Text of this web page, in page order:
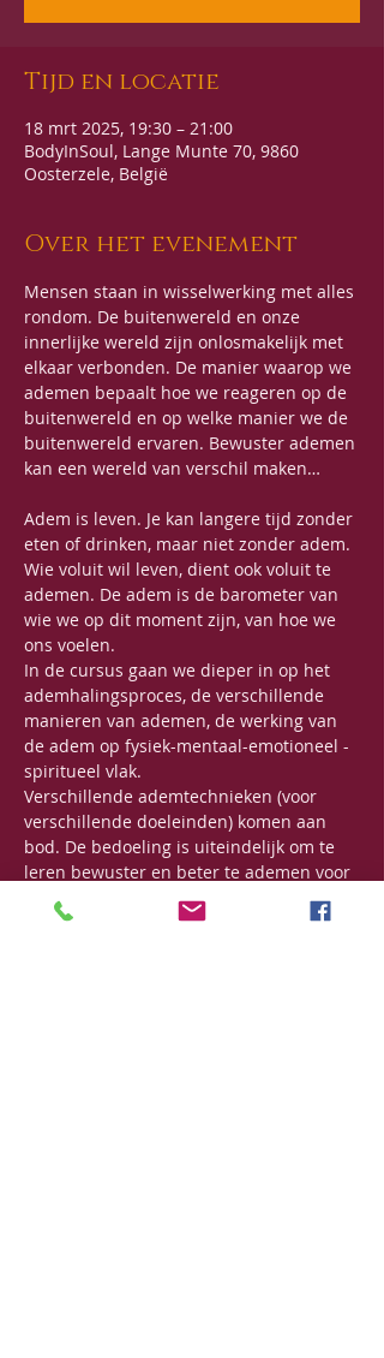
Tijd en locatie
18 mrt 2025, 19:30 – 21:00
BodyInSoul, Lange Munte 70, 9860
Oosterzele, België
Over het evenement
Mensen staan in wisselwerking met alles
rondom. De buitenwereld en onze
innerlijke wereld zijn onlosmakelijk met
elkaar verbonden. De manier waarop we
ademen bepaalt hoe we reageren op de
buitenwereld en op welke manier we de
buitenwereld ervaren. Bewuster ademen
kan een wereld van verschil maken…
Adem is leven. Je kan langere tijd zonder
eten of drinken, maar niet zonder adem.
Wie voluit wil leven, dient ook voluit te
ademen. De adem is de barometer van
wie we op dit moment zijn, van hoe we
ons voelen.
In de cursus gaan we dieper in op het
ademhalingsproces, de verschillende
manieren van ademen, de werking van
de adem op fysiek-mentaal-emotioneel -
spiritueel vlak.
Verschillende ademtechnieken (voor
verschillende doeleinden) komen aan
bod. De bedoeling is uiteindelijk om te
leren bewuster en beter te ademen voor
een succesvoller leven.
De meeste ademtechnieken komen uit